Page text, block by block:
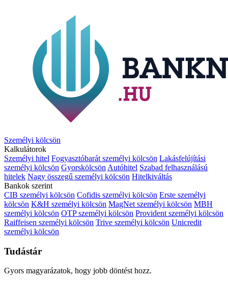
Személyi kölcsön
Kalkulátorok
Személyi hitel Fogyasztóbarát személyi kölcsön Lakásfelújítási
személyi kölcsön Gyorskölcsön Autóhitel Szabad felhasználású
hitelek Nagy összegű személyi kölcsön Hitelkiváltás
Bankok szerint
CIB személyi kölcsön Cofidis személyi kölcsön Erste személyi
kölcsön K&H személyi kölcsön MagNet személyi kölcsön MBH
személyi kölcsön OTP személyi kölcsön Provident személyi kölcsön
Raiffeisen személyi kölcsön Trive személyi kölcsön Unicredit
személyi kölcsön
Tudástár
Gyors magyarázatok, hogy jobb döntést hozz.